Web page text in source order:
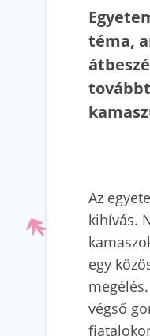
téma,
Az
kihívás.
egy
végső